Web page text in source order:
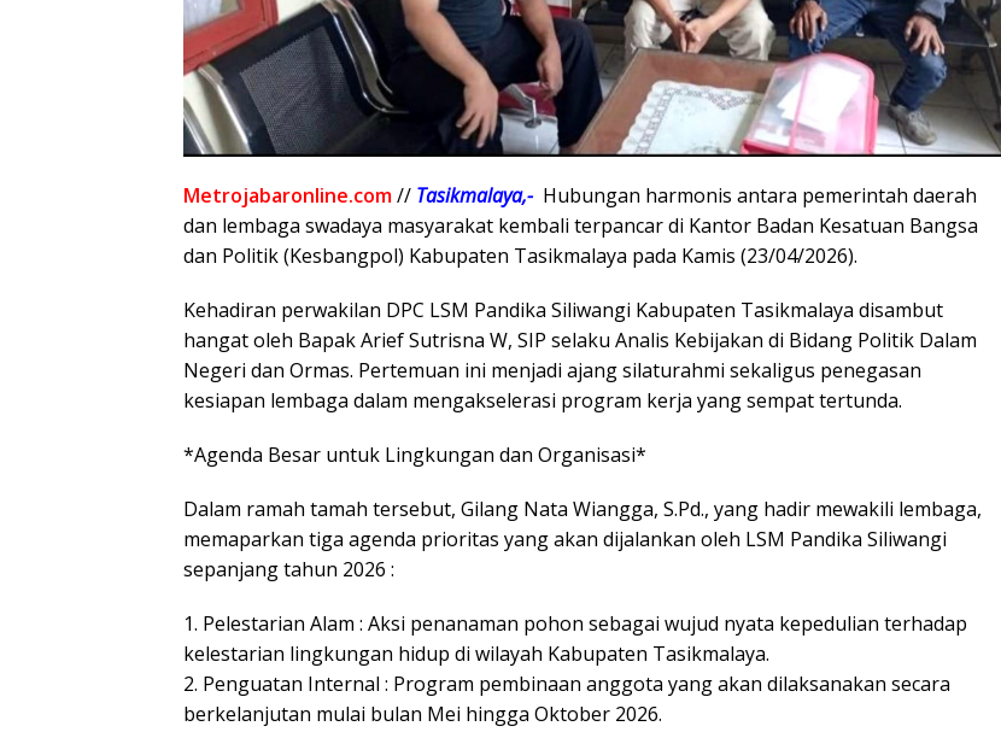
Metrojabaronline.com// Tasikmalaya,- Hubungan harmonis antara pemerintah daerah
dan lembaga swadaya masyarakat kembali terpancar di Kantor Badan Kesatuan Bangsa
dan Politik (Kesbangpol) Kabupaten Tasikmalaya pada Kamis (23/04/2026).
Kehadiran perwakilan DPC LSM Pandika Siliwangi Kabupaten Tasikmalaya disambut
hangat oleh Bapak Arief Sutrisna W, SIP selaku Analis Kebijakan di Bidang Politik Dalam
Negeri dan Ormas. Pertemuan ini menjadi ajang silaturahmi sekaligus penegasan
kesiapan lembaga dalam mengakselerasi program kerja yang sempat tertunda.
*Agenda Besar untuk Lingkungan dan Organisasi*
Dalam ramah tamah tersebut, Gilang Nata Wiangga, S.Pd., yang hadir mewakili lembaga,
memaparkan tiga agenda prioritas yang akan dijalankan oleh LSM Pandika Siliwangi
sepanjang tahun 2026 :
1. Pelestarian Alam : Aksi penanaman pohon sebagai wujud nyata kepedulian terhadap
kelestarian lingkungan hidup di wilayah Kabupaten Tasikmalaya.
2. Penguatan Internal : Program pembinaan anggota yang akan dilaksanakan secara
berkelanjutan mulai bulan Mei hingga Oktober 2026.